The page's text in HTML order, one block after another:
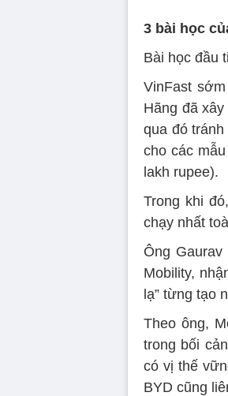
3 bài học
Bài học đầu
VinFast
Hãng đã
qua đó
cho các
lakh rupee).
Trong khi
chạy nhất
Ông
Mobility,
lạ” từng tạo
Theo ông,
trong bối
có vị thế
BYD cũng